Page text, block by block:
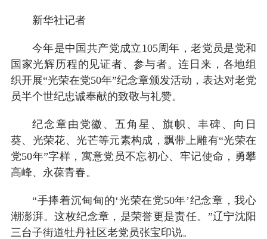
新华社记者
今年是中国共产党成立105周年，老党员是党和
国家光辉历程的见证者、参与者。连日来，各地组
织开展“光荣在党50年”纪念章颁发活动，表达对老党
员半个世纪忠诚奉献的致敬与礼赞。
纪念章由党徽、五角星、旗帜、丰碑、向日
葵、光荣花、光芒等元素构成，飘带上雕有“光荣在
党50年”字样，寓意党员不忘初心、牢记使命，勇攀
高峰、永葆青春。
“手捧着沉甸甸的‘光荣在党50年’纪念章，我心
潮澎湃。这枚纪念章，是荣誉更是责任。”辽宁沈阳
三台子街道牡丹社区老党员张宝印说。